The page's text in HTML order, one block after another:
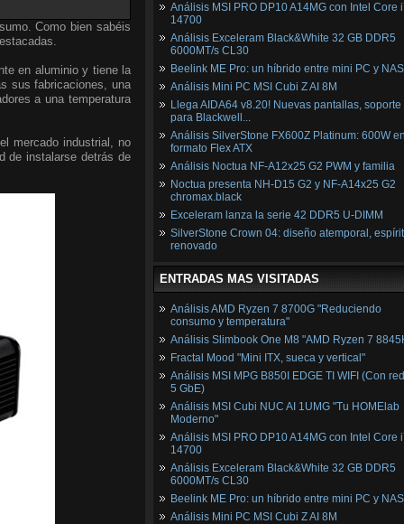
Como bien sabéis
en aluminio y tiene la
sus fabricaciones, una
a una temperatura
mercado industrial, no
de instalarse detrás de
Análisis MSI PRO DP10 A14MG con Intel Core
14700
Análisis Exceleram Black&White 32 GB DDR5
6000MT/s CL30
Beelink ME Pro: un híbrido entre mini PC y NAS
Análisis Mini PC MSI Cubi Z AI 8M
Llega AIDA64 v8.20! Nuevas pantallas, soporte
para Blackwell...
Análisis SilverStone FX600Z Platinum: 600W
formato Flex ATX
Análisis Noctua NF-A12x25 G2 PWM y familia
Noctua presenta NH-D15 G2 y NF-A14x25 G2
chromax.black
Exceleram lanza la serie 42 DDR5 U-DIMM
SilverStone Crown 04: diseño atemporal,
renovado
ENTRADAS MAS VISITADAS
Análisis AMD Ryzen 7 8700G "Reduciendo
consumo y temperatura"
Análisis Slimbook One M8 "AMD Ryzen 7
Fractal Mood "Mini ITX, sueca y vertical"
Análisis MSI MPG B850I EDGE TI WIFI (Con
5 GbE)
Análisis MSI Cubi NUC AI 1UMG "Tu HOMElab
Moderno"
Análisis MSI PRO DP10 A14MG con Intel Core
14700
Análisis Exceleram Black&White 32 GB DDR5
6000MT/s CL30
Beelink ME Pro: un híbrido entre mini PC y NAS
Análisis Mini PC MSI Cubi Z AI 8M